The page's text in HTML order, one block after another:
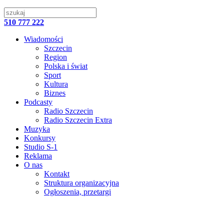
510 777 222
Wiadomości
Szczecin
Region
Polska i świat
Sport
Kultura
Biznes
Podcasty
Radio Szczecin
Radio Szczecin Extra
Muzyka
Konkursy
Studio S-1
Reklama
O nas
Kontakt
Struktura organizacyjna
Ogłoszenia, przetargi